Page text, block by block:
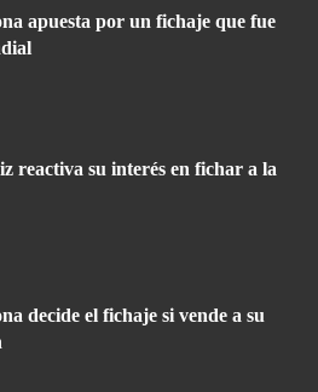
apuesta por un fichaje que fue
reactiva su interés en fichar a la
decide el fichaje si vende a su